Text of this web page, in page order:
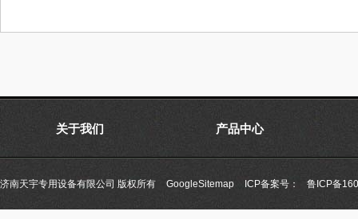
关于我们 产品中心
济南天宇专用设备有限公司 版权所有 GoogleSitemap ICP备案号： 鲁ICP备